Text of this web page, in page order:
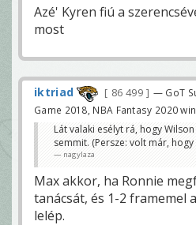
Azé' Kyren fiú a
most
iktriad 86 499
— GoT
Game 2018, NBA Fantasy 2020
Lát valaki esélyt rá, hogy
semmit. (Persze: volt már,
nagylaza
Max akkor, ha Ronnie
tanácsát, és 1-2 framemel
lelép.